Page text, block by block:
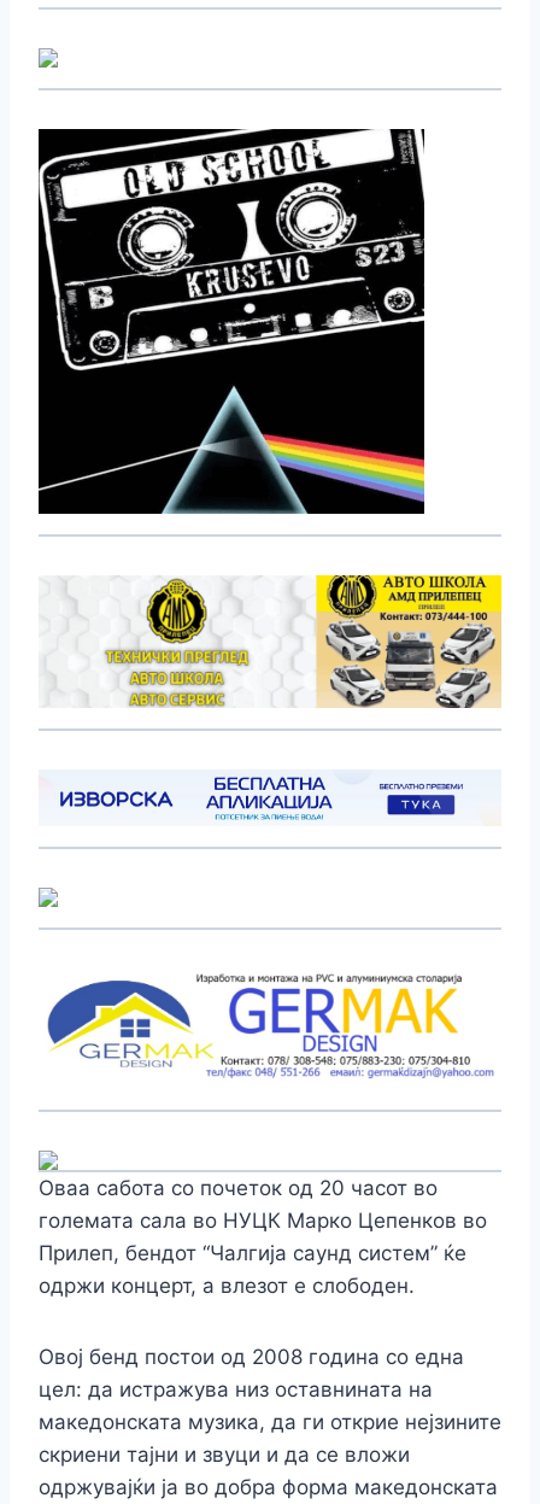
Оваа сабота со почеток од 20 часот во
големата сала во НУЦК Марко Цепенков во
Прилеп, бендот “Чалгија саунд систем” ќе
одржи концерт, а влезот е слободен.
Овој бенд постои од 2008 година со една
цел: да истражува низ оставнината на
македонската музика, да ги открие нејзините
скриени тајни и звуци и да се вложи
одржувајќи ја во добра форма македонската